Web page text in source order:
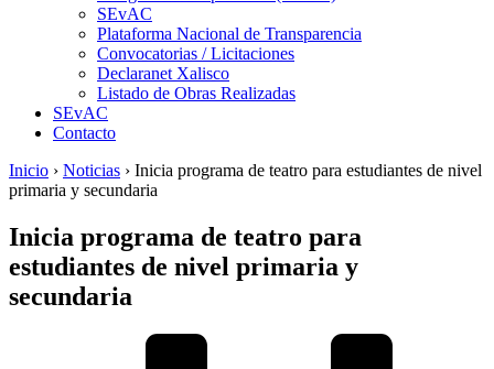
SEvAC
Plataforma Nacional de Transparencia
Convocatorias / Licitaciones
Declaranet Xalisco
Listado de Obras Realizadas
SEvAC
Contacto
Inicio › Noticias › Inicia programa de teatro para estudiantes de nivel
primaria y secundaria
Inicia programa de teatro para
estudiantes de nivel primaria y
secundaria